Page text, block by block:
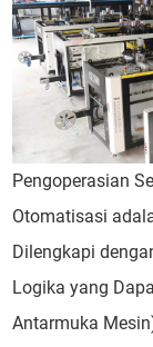
Pengoperasian
Otomatisasi
Dilengkapi
Logika yang
Antarmuka